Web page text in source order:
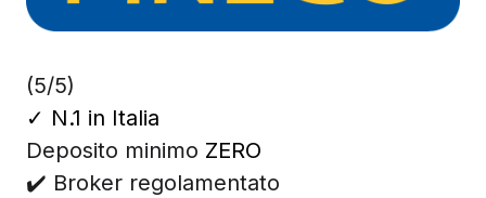
(5/5)
✓ N.1 in Italia
Deposito minimo ZERO
✔️ Broker regolamentato